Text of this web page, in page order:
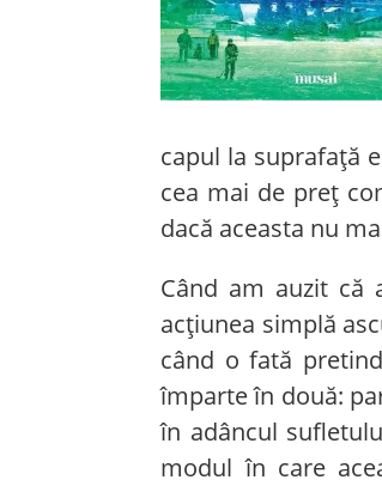
capul la suprafață
cea mai de preț
dacă aceasta nu
Când am auzit că
acțiunea simplă
când o fată
împarte în două:
în adâncul
modul în care